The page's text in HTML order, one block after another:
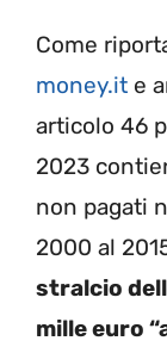
Come
money.it e
articolo 46
2023
non pagati
2000 al
stralcio
mille euro